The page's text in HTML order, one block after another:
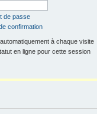
de passe
confirmation
à chaque visite
en ligne pour cette session